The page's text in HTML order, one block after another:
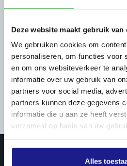
Deze website maakt gebruik van
We gebruiken cookies om
personaliseren, om functies voor
en om ons websiteverkeer te
informatie over uw gebruik van
partners voor social media,
partners kunnen deze gegevens
informatie die u aan ze heeft
verzameld op basis van uw
Alles